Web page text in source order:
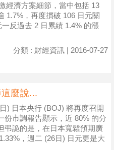
經濟方案細節，當中包括 13
1.7%，再度摜破 106 日元關
反過去 2 日累績 1.4% 的漲
分類 : 財經資訊 | 2016-07-27
麼說...
) 日本央行 (BOJ) 將再度召開
份市調報告顯示，近 80% 的分
弔詭的是，在日本寬鬆預期廣
，週二 (26日) 日元更是大